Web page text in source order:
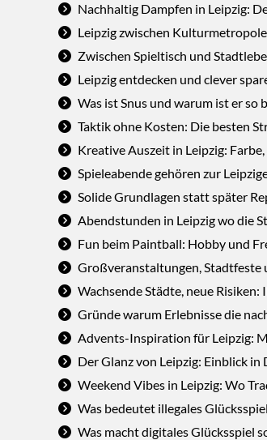
Nachhaltig Dampfen in Leipzig:
Leipzig zwischen
Zwischen Spieltisch und
Leipzig entdecken und clever
Was ist Snus und warum ist er so
Taktik ohne Kosten: Die besten
Kreative Auszeit in Leipzig:
Spieleabende gehören zur
Solide Grundlagen statt später
Abendstunden in Leipzig wo die
Fun beim Paintball: Hobby und
Großveranstaltungen, Stadtfeste
Wachsende Städte, neue
Gründe warum Erlebnisse die
Advents-Inspiration für Leipzig:
Der Glanz von Leipzig: Einblick
Weekend Vibes in Leipzig: Wo
Was bedeutet illegales
Was macht digitales Glücksspiel